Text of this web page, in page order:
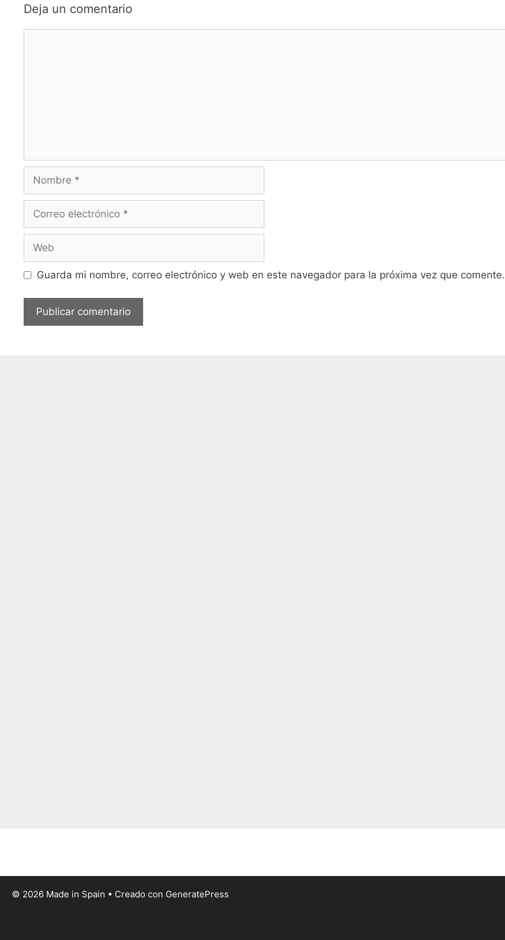
Deja un comentario
Guarda mi nombre, correo electrónico y web en este navegador para la próxima vez que comente.
© 2026 Made in Spain • Creado con GeneratePress